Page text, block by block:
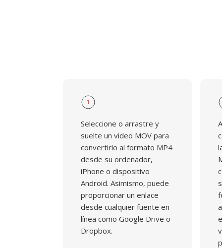
1
Seleccione o arrastre y
suelte un video MOV para
convertirlo al formato MP4
desde su ordenador,
iPhone o dispositivo
Android. Asimismo, puede
proporcionar un enlace
desde cualquier fuente en
línea como Google Drive o
Dropbox.